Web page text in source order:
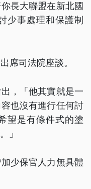
長大聯盟在新北國
少事處理和保護制
席司法院座談。
，「他其實就是一
也沒有進行任何討
望是有條件式的塗
」
少保官人力無具體